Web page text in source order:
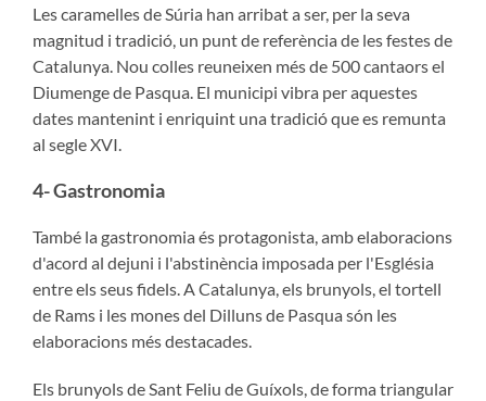
Les caramelles de Súria han arribat a ser, per la seva
magnitud i tradició, un punt de referència de les festes de
Catalunya. Nou colles reuneixen més de 500 cantaors el
Diumenge de Pasqua. El municipi vibra per aquestes
dates mantenint i enriquint una tradició que es remunta
al segle XVI.
4- Gastronomia
També la gastronomia és protagonista, amb elaboracions
d'acord al dejuni i l'abstinència imposada per l'Església
entre els seus fidels. A Catalunya, els brunyols, el tortell
de Rams i les mones del Dilluns de Pasqua són les
elaboracions més destacades.
Els brunyols de Sant Feliu de Guíxols, de forma triangular